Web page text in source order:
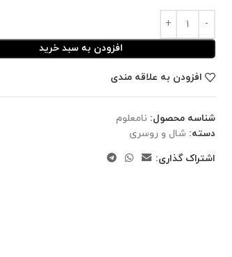
افزودن به سبد خرید
افزودن به علاقه مندی
شناسه محصول: نامعلوم
دسته: شال و روسری
اشتراک گذاری: